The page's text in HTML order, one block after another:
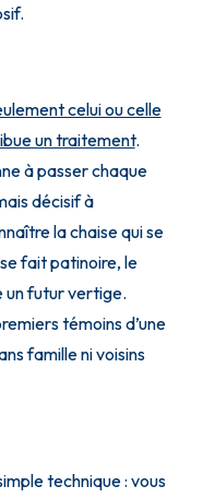
celui ou celle
un traitement.
à passer chaque
décisif à
la chaise qui se
fait patinoire, le
un futur vertige.
témoins d’une
famille ni voisins
technique : vous